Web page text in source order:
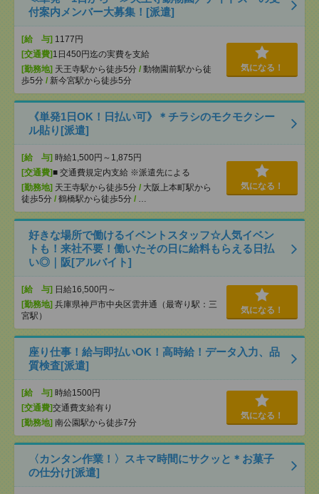
付案内メンバー大募集！[派遣]
[給 与] 1177円
[交通費] 1日450円迄の実費を支給
[勤務地] 天王寺駅から徒歩5分 / 動物園前駅から徒
歩5分 / 新今宮駅から徒歩5分
気になる！
《単発1日OK！日払い可》＊チラシのモクモクシー
ル貼り[派遣]
[給 与] 時給1,500円～1,875円
[交通費]■ 交通費規定内支給 ※派遣先による
[勤務地] 天王寺駅から徒歩5分 / 大阪上本町駅から
徒歩5分 / 鶴橋駅から徒歩5分 / …
気になる！
好きな場所で働けるイベントスタッフ☆人気イベン
トも！来社不要！働いたその日に給料もらえる日払
い◎｜阪[アルバイト]
[給 与] 日給16,500円～
[勤務地] 兵庫県神戸市中央区雲井通（最寄り駅：三
宮駅）
気になる！
座り仕事！給与即払いOK！高時給！データ入力、品
質検査[派遣]
[給 与] 時給1500円
[交通費]交通費支給有り
[勤務地] 南公園駅から徒歩7分
気になる！
〈カンタン作業！〉スキマ時間にサクッと＊お菓子
の仕分け[派遣]